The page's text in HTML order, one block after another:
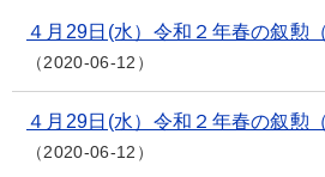
４月29日(水）令和２年春の叙勲
2020-06-12
４月29日(水）令和２年春の叙勲
2020-06-12